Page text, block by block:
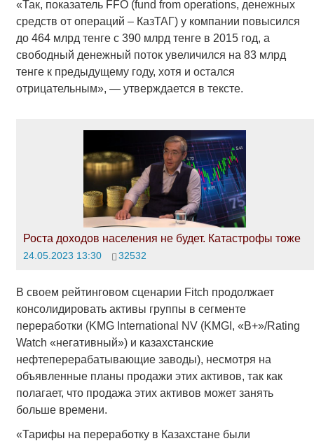
«Так, показатель FFO (fund from operations, денежных
средств от операций – КазТАГ) у компании повысился
до 464 млрд тенге с 390 млрд тенге в 2015 год, а
свободный денежный поток увеличился на 83 млрд
тенге к предыдущему году, хотя и остался
отрицательным», — утверждается в тексте.
Роста доходов населения не будет. Катастрофы тоже
24.05.2023 13:30 32532
В своем рейтинговом сценарии Fitch продолжает
консолидировать активы группы в сегменте
переработки (KMG International NV (KMGI, «B+»/Rating
Watch «негативный») и казахстанские
нефтеперерабатывающие заводы), несмотря на
объявленные планы продажи этих активов, так как
полагает, что продажа этих активов может занять
больше времени.
«Тарифы на переработку в Казахстане были